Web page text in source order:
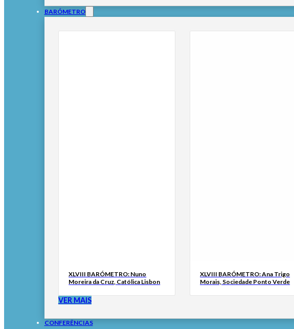
BARÓMETRO
XLVIII BARÓMETRO: Nuno
Moreira da Cruz, Católica Lisbon
XLVIII BARÓMETRO: Ana Trigo
Morais, Sociedade Ponto Verde
VER MAIS
CONFERÊNCIAS